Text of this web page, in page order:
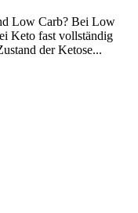
Low Carb? Bei Low
Keto fast vollständig
der Ketose...